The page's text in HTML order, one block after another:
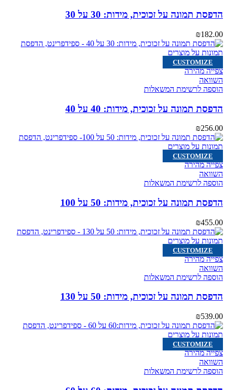
הדפסת תמונה על זכוכית, מידות: 30 על 30
₪182.00
CUSTOMIZE
צפייה מהירה
השוואה
הוספה לרשימת המשאלות
הדפסת תמונה על זכוכית, מידות: 40 על 40
₪256.00
CUSTOMIZE
צפייה מהירה
השוואה
הוספה לרשימת המשאלות
הדפסת תמונה על זכוכית, מידות: 50 על 100
₪455.00
CUSTOMIZE
צפייה מהירה
השוואה
הוספה לרשימת המשאלות
הדפסת תמונה על זכוכית, מידות: 50 על 130
₪539.00
CUSTOMIZE
צפייה מהירה
השוואה
הוספה לרשימת המשאלות